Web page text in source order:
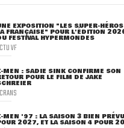
EXPOSITION "LES SUPER-
FRANÇAISE" POUR L'ÉDITION
FESTIVAL HYPERMONDES
VF
MEN : SADIE SINK CONFIRME SON
POUR LE FILM DE JAKE
MEN '97 : LA SAISON 3 BIEN
2027, ET LA SAISON 4 POUR